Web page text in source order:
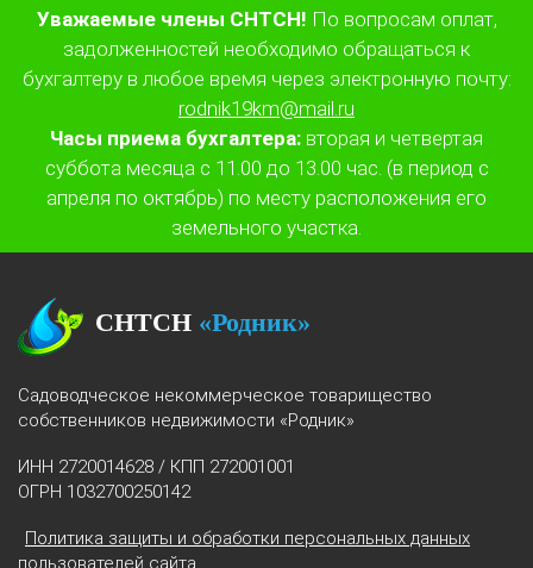
задолженностей необходимо обращаться к
бухгалтеру в любое время через электронную почту:
rodnik19km@mail.ru
Часы приема бухгалтера:вторая и четвертая
суббота месяца с 11.00 до 13.00 час. (в период с
апреля по октябрь) по месту расположения его
земельного участка.